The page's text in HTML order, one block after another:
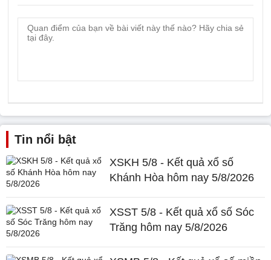
Tin nổi bật
XSKH 5/8 - Kết quả xổ số
Khánh Hòa hôm nay 5/8/2026
XSST 5/8 - Kết quả xổ số Sóc
Trăng hôm nay 5/8/2026